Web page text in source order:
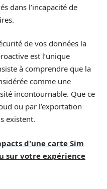
dans l’incapacité de
de vos données la
est l’unique
à comprendre que la
comme une
incontournable. Que ce
ou par l’exportation
existent.
d'une carte Sim
sur votre expérience